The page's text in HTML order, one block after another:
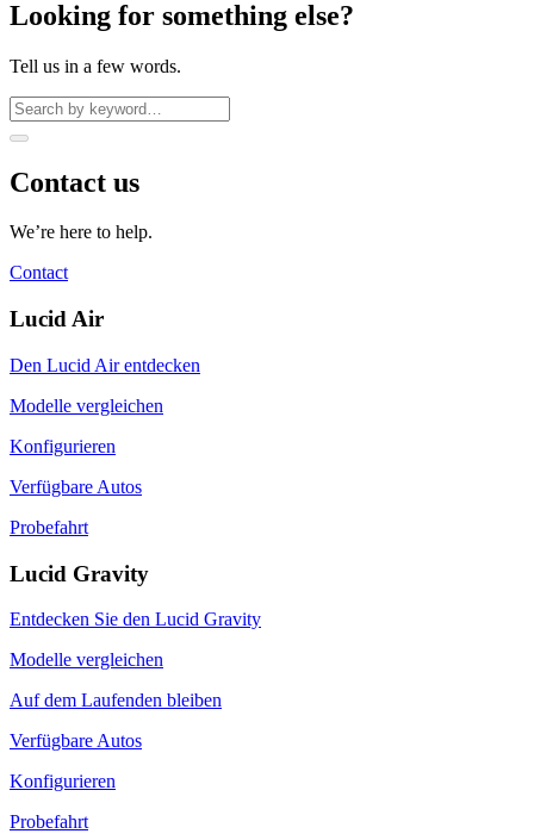
Looking for something else?
Tell us in a few words.
Contact us
We’re here to help.
Contact
Lucid Air
Den Lucid Air entdecken
Modelle vergleichen
Konfigurieren
Verfügbare Autos
Probefahrt
Lucid Gravity
Entdecken Sie den Lucid Gravity
Modelle vergleichen
Auf dem Laufenden bleiben
Verfügbare Autos
Konfigurieren
Probefahrt